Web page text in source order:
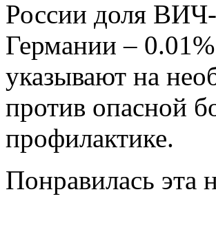
России доля
Германии –
указывают на
против опасной
профилактике.
Понравилась эта